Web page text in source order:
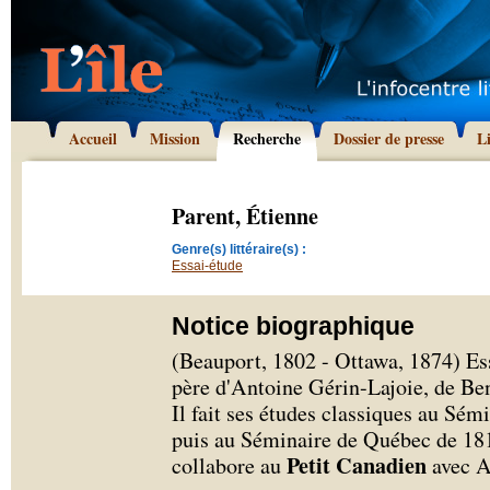
Accueil Mission Recherche Dossier de presse
Parent, Étienne
Genre(s) littéraire(s) :
Essai-étude
Notice biographique
(Beauport, 1802 - Ottawa, 1874)
père d'Antoine Gérin-Lajoie, de
Il fait ses études classiques au
puis au Séminaire de Québec de
collabore auPetit Canadienavec